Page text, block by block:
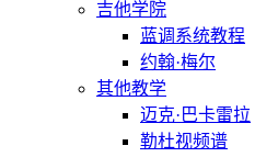
吉他学院
蓝调系统教程
约翰·梅尔
其他教学
迈克·巴卡雷拉
勒杜视频谱